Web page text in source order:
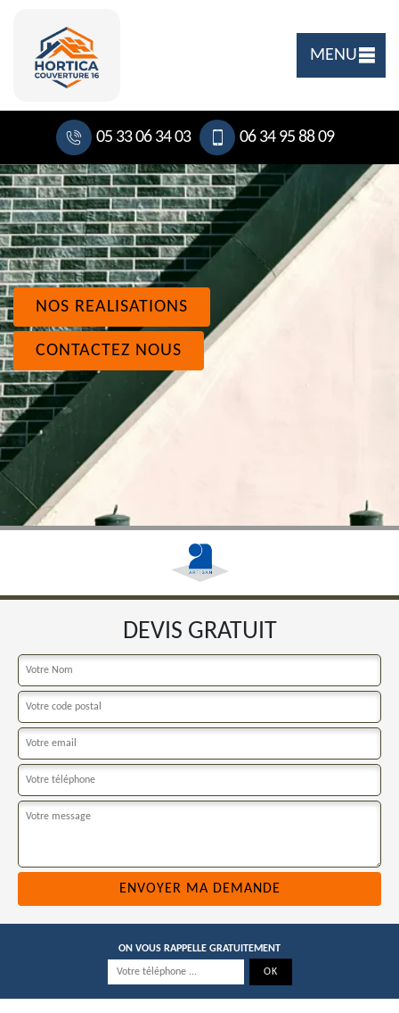
MENU
05 33 06 34 03 06 34 95 88 09
NOS REALISATIONS
CONTACTEZ NOUS
DEVIS GRATUIT
ON VOUS RAPPELLE GRATUITEMENT